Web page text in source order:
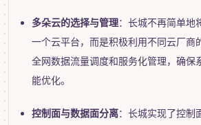
多朵云的选择与管理：长城不再简单地
一个云平台，而是积极利用不同云厂商
全网数据流量调度和服务化管理，确保
能优化。
控制面与数据面分离：长城实现了控制